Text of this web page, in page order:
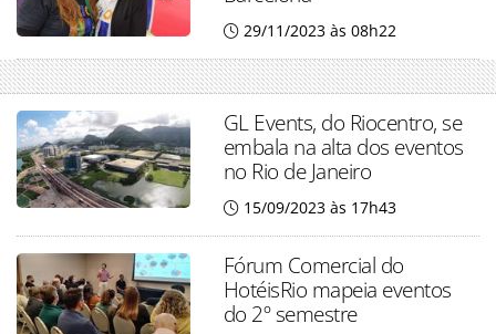
29/11/2023 às 08h22
GL Events, do Riocentro, se
embala na alta dos eventos
no Rio de Janeiro
15/09/2023 às 17h43
Fórum Comercial do
HotéisRio mapeia eventos
do 2º semestre